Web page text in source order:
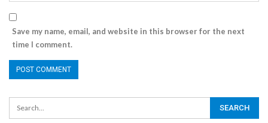
Save my name, email, and website in this browser for the next
time I comment.